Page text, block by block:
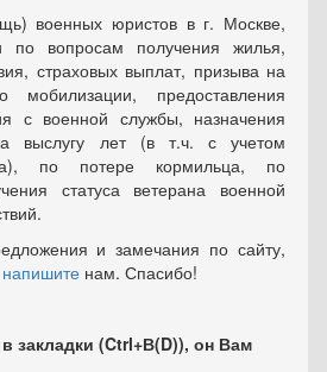
военных юристов в г. Москве,
по вопросам получения жилья,
страховых выплат, призыва на
предоставления
с военной службы, назначения
выслугу лет (в т.ч. с учетом
по потере кормильца, по
статуса ветерана военной
и замечания по сайту,
напишите нам. Спасибо!
закладки (Ctrl+В(D)), он Вам